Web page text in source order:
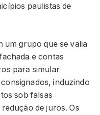
paulistas de
um grupo que se valia
e contas
para simular
induzindo
sob falsas
de juros. Os